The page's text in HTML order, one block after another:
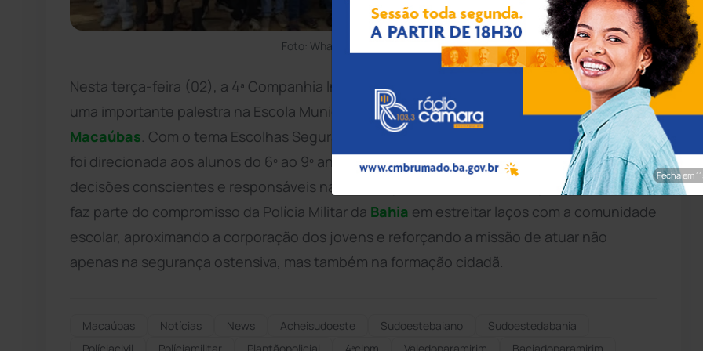
Foto: WhatsApp/Achei Sudoeste
Nesta terça-feira (02), a 4ª Companhia Independente de
(CIPM) realizou
uma importante palestra na Escola Municipal Padre Durval Soares de Sales, na cidade de
Macaúbas. Com o tema Escolhas Seguras: Caminhos para um Futuro Melhor, a atividade
foi direcionada aos alunos do 6º ao 9º ano, abordando a importância da tomada de
decisões conscientes e responsáveis na construção de um futuro mais promissor. A ação
faz parte do compromisso da Polícia Militar da Bahia em estreitar laços com a comunidade
escolar, aproximando a corporação dos jovens e reforçando a missão de atuar não
apenas na segurança ostensiva, mas também na formação cidadã.
Macaúbas Notícias News Acheisudoeste Sudoestebaiano
Sudoestedabahia
Fecha em